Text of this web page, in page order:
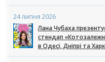
24 липня 2026
Лана Чубаха
стендап
в Одесі, Дніпрі та